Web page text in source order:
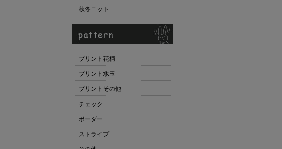
秋冬ニット
プリント花柄
プリント水玉
プリントその他
チェック
ボーダー
ストライプ